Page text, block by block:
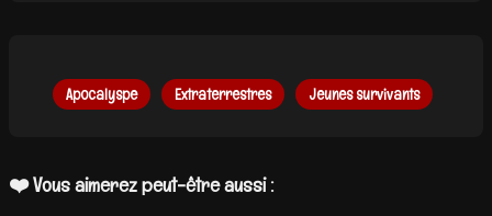
Apocalyspe Extraterrestres Jeunes survivants
❤️ Vous aimerez peut-être aussi :